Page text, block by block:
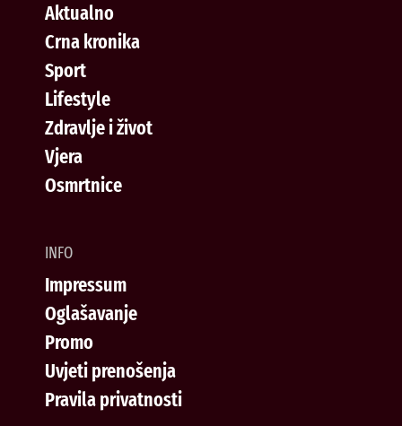
Aktualno
Crna kronika
Sport
Lifestyle
Zdravlje i život
Vjera
Osmrtnice
INFO
Impressum
Oglašavanje
Promo
Uvjeti prenošenja
Pravila privatnosti